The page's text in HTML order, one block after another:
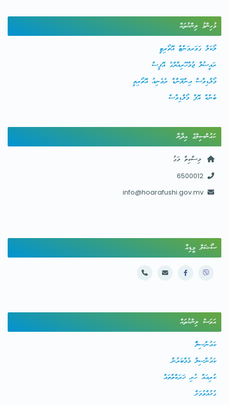
މުހިންމު ލިންކުތައް
ލޯކަލް ގަވަރމަންޓް އޮތޯރިޓީ
ރައީސުލް ޖުމްހޫރިއްޔާގެ އޮފީސް
މޯލްޑިވްސް އިންލޭންޑް ރެވެނިއު އޮތޯރިތީ
ބެންކް އޮފް މޯލްޑިވްސް
ކައުންސިލްގެ އިދާރާ
މިސްކިތް މަގު
6500012
info@hoarafushi.gov.mv
ސޯޝަލް މީޑިއާ
އަވަސް ލިންކުތައް
ކައުންސިލްް
ކައުންސިލް މެމްބަރުން
ކުރިއައް ހުރި ޚަރަކާތްތައް
ގުޅުއްވުމަށް